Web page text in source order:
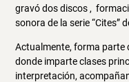
gravó dos discos ,
sonora de la serie “Cites”
Actualmente, forma parte
donde imparte clases
interpretación,